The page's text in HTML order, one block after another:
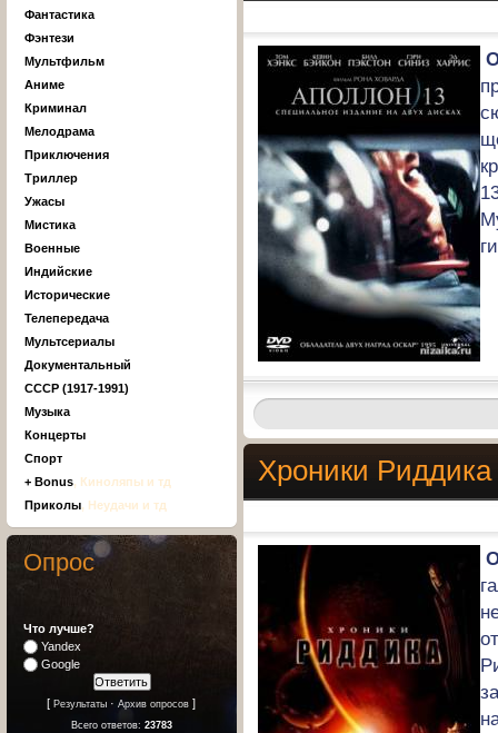
Хроники
Фантастика
Фэнтези
Мультфильм
Аниме
Криминал
Мелодрама
Приключения
Триллер
Ужасы
Мистика
Военные
Индийские
Исторические
Телепередача
Мультсериалы
Документальный
СССР (1917-1991)
Музыка
Концерты
Спорт
+ Bonus, Киноляпы и тд
Приколы, Неудачи и тд
Опрос
Что лучше?
Yandex
Google
[Результаты ·Архив опросов ]
Всего ответов: 23783